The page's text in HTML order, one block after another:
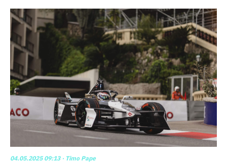
04.05.2025 09:13· Timo Pape